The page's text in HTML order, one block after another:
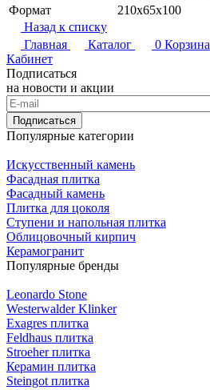
Формат
210x65x100
Назад к списку
Главная
Каталог 0 Корзина
Кабинет
Подписаться
на новости и акции
Подписаться
Популярные категории
Искусственный камень
Фасадная плитка
Фасадный камень
Плитка для цоколя
Ступени и напольная плитка
Облицовочный кирпич
Керамогранит
Популярные бренды
Leonardo Stone
Westerwalder Klinker
Exagres плитка
Feldhaus плитка
Stroeher плитка
Керамин плитка
Steingot плитка